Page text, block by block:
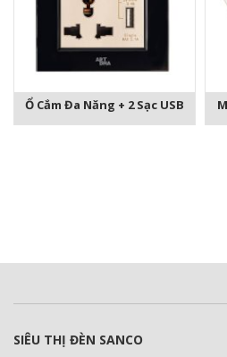
Ổ Cắm Đa Năng + 2 Sạc USB
SIÊU THỊ ĐÈN SANCO